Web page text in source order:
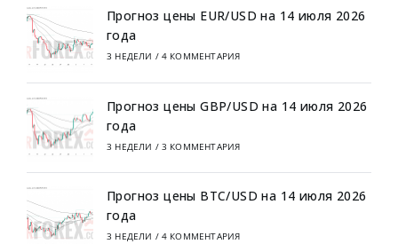
Прогноз цены EUR/USD на 14 июля 2026
года
3 НЕДЕЛИ / 4 КОММЕНТАРИЯ
Прогноз цены GBP/USD на 14 июля 2026
года
3 НЕДЕЛИ / 3 КОММЕНТАРИЯ
Прогноз цены BTC/USD на 14 июля 2026
года
3 НЕДЕЛИ / 4 КОММЕНТАРИЯ